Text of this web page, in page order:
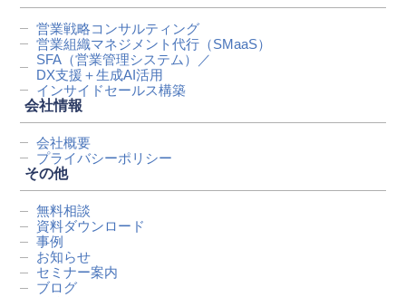
営業戦略コンサルティング
営業組織マネジメント代行 （SMaaS）
SFA（営業管理システム）／
DX支援＋生成AI活用
インサイドセールス構築
会社情報
会社概要
プライバシーポリシー
その他
無料相談
資料ダウンロード
事例
お知らせ
セミナー案内
ブログ